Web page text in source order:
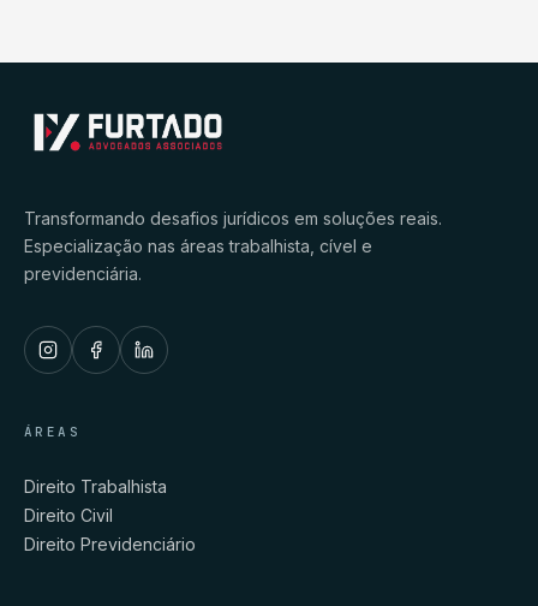
Transformando desafios jurídicos em soluções reais.
Especialização nas áreas trabalhista, cível e
previdenciária.
ÁREAS
Direito Trabalhista
Direito Civil
Direito Previdenciário